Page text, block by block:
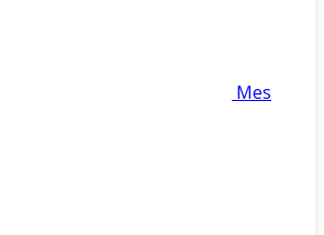
Mes